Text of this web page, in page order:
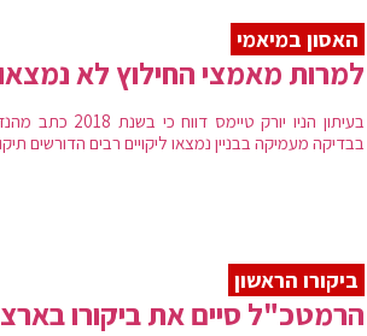
האסון במיאמי
למרות מאמצי החילוץ לא
בעיתון הניו
בבדיקה מעמיקה בבניין נמצאו ליקויים רבים הדורשים
ביקורו הראשון
הרמטכ"ל סיים את ביקורו